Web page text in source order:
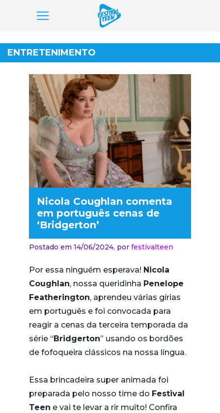
para
o
conteúdo
ENTRETENIMENTO
Nicola Coughlan comenta
em português cenas de
‘Bridgerton’
Postado em 14/06/2024, por festivalteen
Por essa ninguém esperava! Nicola
Coughlan, nossa queridinha Penelope
Featherington, aprendeu várias gírias
em português e foi convocada para
reagir a cenas da terceira temporada da
série “Bridgerton” usando os bordões
de fofoqueira clássicos na nossa língua.
Essa brincadeira super animada foi
preparada pelo nosso time do Festival
Teen e vai te levar a rir muito! Confira